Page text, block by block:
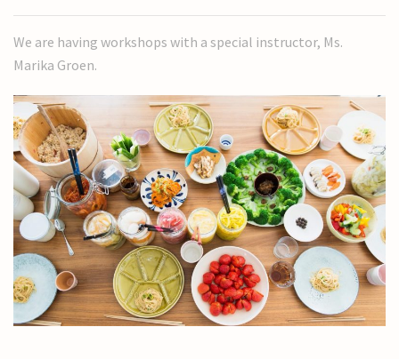
We are having workshops with a special instructor, Ms.
Marika Groen.